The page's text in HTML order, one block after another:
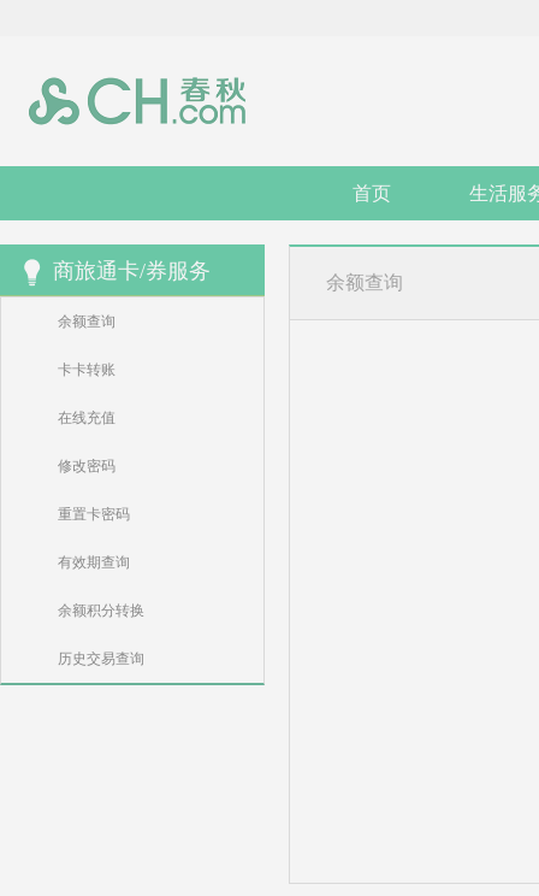
首页 生活服
商旅通卡/券服务
余额查询
卡卡转账
在线充值
修改密码
重置卡密码
有效期查询
余额积分转换
历史交易查询
余额查询